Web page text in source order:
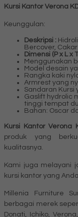
Kursi Kantor Verona
Keunggulan:
Deskripsi :
Bercover, Cakar
Dimensi (P x L x
Menggunakan
Model desain
Rangka kaki
Armrest yang
Sandaran Kursi
Gaslift hydrolic
tinggi tempat
Bahan: Oscar
Kursi Kantor Verona
produk yang
kualitasnya.
Kami juga melayani
kursi kantor yang
Millenia Furniture
berbagai merek
Donati, Ichiko,